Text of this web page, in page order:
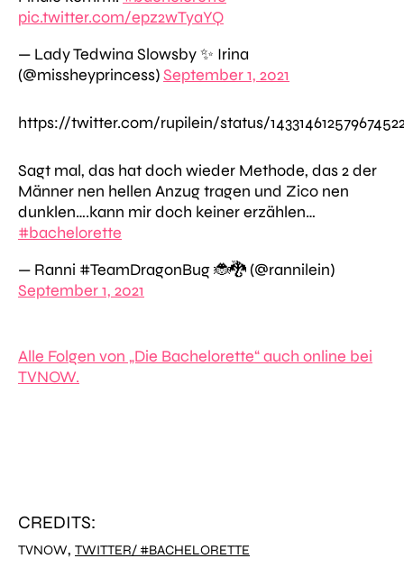
pic.twitter.com/epz2wTyaYQ
— Lady Tedwina Slowsby ✨ Irina
(@missheyprincess)September 1, 2021
https://twitter.com/rupilein/status/
Sagt mal, das hat doch wieder Methode, das 2 der
Männer nen hellen Anzug tragen und Zico nen
dunklen….kann mir doch keiner erzählen…
#bachelorette
— Ranni #TeamDragonBug 🐞🐉 (@rannilein)
September 1, 2021
Alle Folgen von „Die Bachelorette“ auch online bei
TVNOW.
CREDITS:
TVNOW, TWITTER/ #BACHELORETTE